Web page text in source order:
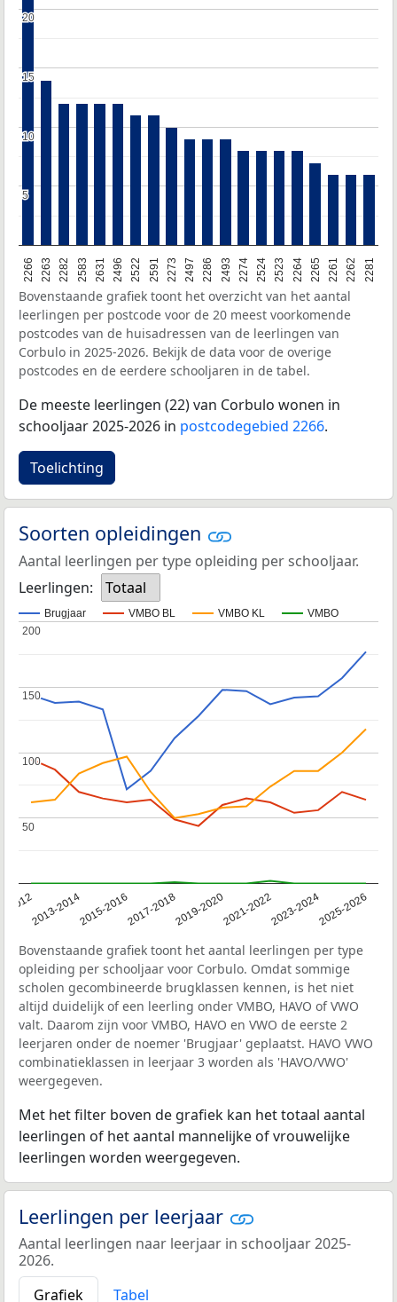
2266 2263 2282 2583 2631 2496 2522 2591 2273 2497 2286 2493 2274 2524 2523 2264 2265 2261 2262 2281
5
5
10
10
15
15
20
20
Bovenstaande grafiek toont het overzicht van het aantal
leerlingen per postcode voor de 20 meest voorkomende
postcodes van de huisadressen van de leerlingen van
Corbulo in 2025-2026. Bekijk de data voor de overige
postcodes en de eerdere schooljaren in de tabel.
De meeste leerlingen (22) van Corbulo wonen in
schooljaar 2025-2026 in postcodegebied 2266.
Toelichting
Soorten opleidingen
Aantal leerlingen per type opleiding per schooljaar.
Leerlingen:
Totaal
Brugjaar VMBO BL VMBO KL VMBO
20122013-20142015-20162017-20182019-20202021-20222023-20242025-2026
50
50
100
100
150
150
200
200
Bovenstaande grafiek toont het aantal leerlingen per type
opleiding per schooljaar voor Corbulo. Omdat sommige
scholen gecombineerde brugklassen kennen, is het niet
altijd duidelijk of een leerling onder VMBO, HAVO of VWO
valt. Daarom zijn voor VMBO, HAVO en VWO de eerste 2
leerjaren onder de noemer 'Brugjaar' geplaatst. HAVO VWO
combinatieklassen in leerjaar 3 worden als 'HAVO/VWO'
weergegeven.
Met het filter boven de grafiek kan het totaal aantal
leerlingen of het aantal mannelijke of vrouwelijke
leerlingen worden weergegeven.
Leerlingen per leerjaar
Aantal leerlingen naar leerjaar in schooljaar 2025-
2026.
Grafiek
Tabel